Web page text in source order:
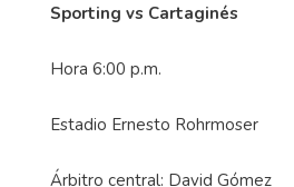
Sporting vs Cartaginés
Hora 6:00 p.m.
Estadio Ernesto Rohrmoser
Árbitro central: David Gómez